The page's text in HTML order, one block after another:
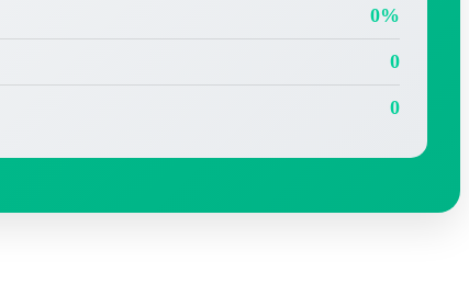
0%
0
0